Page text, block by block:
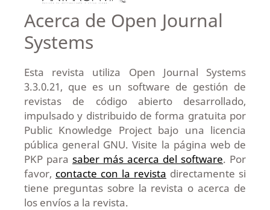
Acerca de Open Journal
Systems
Esta revista utiliza Open Journal Systems
3.3.0.21, que es un software de gestión de
revistas de código abierto desarrollado,
impulsado y distribuido de forma gratuita por
Public Knowledge Project bajo una licencia
pública general GNU. Visite la página web de
PKP para saber más acerca del software. Por
favor, contacte con la revista directamente si
tiene preguntas sobre la revista o acerca de
los envíos a la revista.